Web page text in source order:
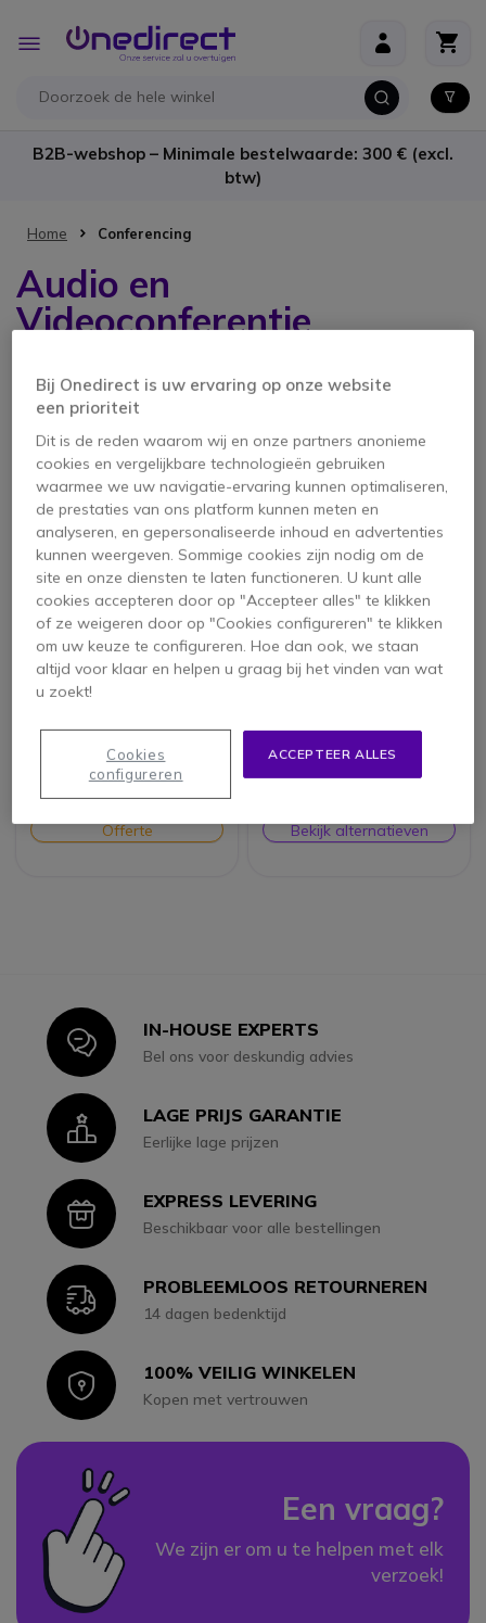
Toggle
Nav
B2B-webshop – Minimale bestelwaarde: 300 € (excl.
btw)
Home Conferencing
Audio en
Videoconferentie
2 producten
oplossing
Offerte Bekijk alternatieven
IconIN-HOUSE EXPERTS
Bel ons voor deskundig advies
IconLAGE PRIJS GARANTIE
Eerlijke lage prijzen
IconEXPRESS LEVERING
Beschikbaar voor alle bestellingen
IconPROBLEEMLOOS RETOURNEREN
14 dagen bedenktijd
Icon100% VEILIG WINKELEN
Kopen met vertrouwen
Een vraag?
We zijn er om u te helpen met elk
verzoek!
Bij Onedirect is uw ervaring op onze website
een prioriteit
Dit is de reden waarom wij en onze partners anonieme
cookies en vergelijkbare technologieën gebruiken
waarmee we uw navigatie-ervaring kunnen optimaliseren,
de prestaties van ons platform kunnen meten en
analyseren, en gepersonaliseerde inhoud en advertenties
kunnen weergeven. Sommige cookies zijn nodig om de
site en onze diensten te laten functioneren. U kunt alle
cookies accepteren door op "Accepteer alles" te klikken
of ze weigeren door op "Cookies configureren" te klikken
om uw keuze te configureren. Hoe dan ook, we staan
altijd voor klaar en helpen u graag bij het vinden van wat
u zoekt!
ACCEPTEER ALLES
Cookies
configureren